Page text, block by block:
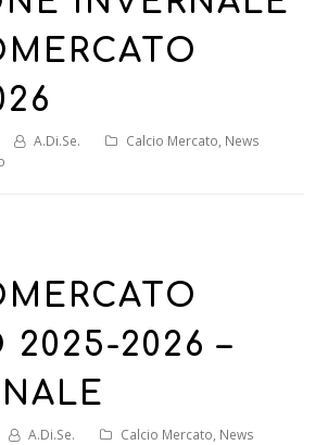
A.Di.Se. Calcio Mercato, News
2025-2026 –
A.Di.Se. Calcio Mercato, News